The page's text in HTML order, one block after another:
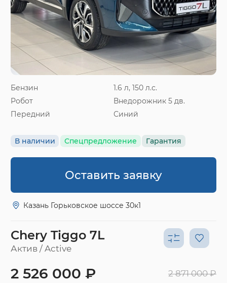
Бензин
1.6 л, 150 л.с.
Робот
Внедорожник 5 дв.
Передний
Синий
В наличии Спецпредложение Гарантия
Оставить заявку
Казань Горьковское шоссе 30к1
Chery Tiggo 7L
Актив / Active
2 526 000 ₽ 2 871 000 ₽